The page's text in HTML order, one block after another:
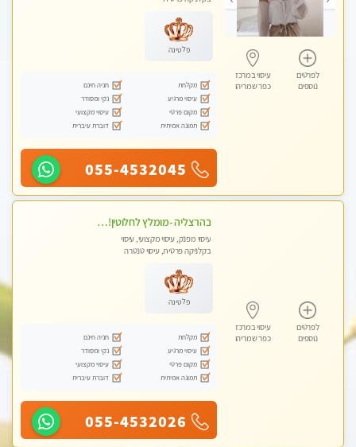
לפרטים
נוספים
עיסוי במרכז
כפר שמריהו
פלטינה
מקלחת
חניה חינם
עיסוי מרגיע
נקי ומסודר
מקום פרטי
עיסוי מקצועי
תמונה אמיתית
דוברת עיברית
055-4532045
לפרטים
נוספים
עיסוי במרכז
כפר שמריהו
בהרצליה -מומלץ לחלוטין!!כל סוגי העיסויים מעסה מקצועית ואיכותית פרטי!! אירוח ברמה אחרת ...כולל שתיה חמה/קרה + בקבוק מים
עיסוי מפנק, עיסוי מקצועי, עיסוי
בקלניקה פרטית, עיסוי טנטרה
פלטינה
מקלחת
חניה חינם
עיסוי מרגיע
נקי ומסודר
מקום פרטי
עיסוי מקצועי
תמונה אמיתית
דוברת עיברית
055-4532026